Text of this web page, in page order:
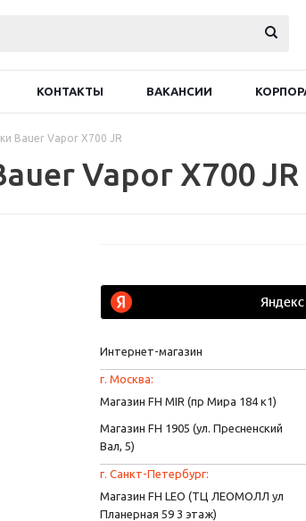
КОНТАКТЫ ВАКАНСИИ
Bauer Vapor X700 JR
Vapor X700 JR
Интернет-магазин
г. Москва:
Магазин FH MIR (пр Мира 184 к1)
Магазин FH 1905 (ул. Пресненский
Вал, 5)
г. Санкт-Петербург:
Магазин FH LEO (ТЦ ЛЕОМОЛЛ ул
Планерная 59 3 этаж)